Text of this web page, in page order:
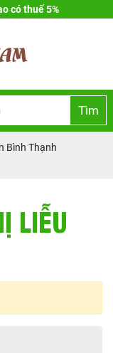
có thuế 5%
Tìm
Bình Thạnh
LIỄU